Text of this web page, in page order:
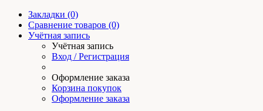
Закладки (0)
Сравнение товаров (0)
Учётная запись
Учётная запись
Вход / Регистрация
Оформление заказа
Корзина покупок
Оформление заказа